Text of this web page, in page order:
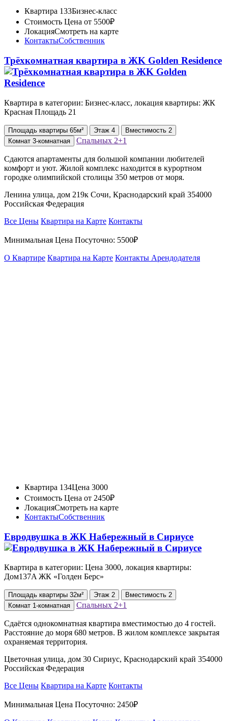
Квартира 133Бизнес-класс
Стоимость Цена от 5500₽
ЛокацияСмотреть на карте
КонтактыСобственник
Трёхкомнатная квартира в ЖK Golden Residence
Квартира в категории: Бизнес-класс, локация квартиры: ЖК
Красная Площадь 21
Площадь квартиры 65м² Этаж 4 Вместимость 2
Комнат 3-комнатная Спальных 2+1
Сдаются апартаменты для большой компании любителей
комфорт и уют. Жилой комплекс находится в курортном
городке олимпийской столицы 350 метров от моря.
Ленина улица, дом 219к Сочи, Краснодарский край 354000
Российская Федерация
Все Цены Квартира на Карте Контакты
Минимальная Цена Посуточно: 5500₽
О Квартире Квартира на Карте Контакты Арендодателя
Квартира 134Цена 3000
Стоимость Цена от 2450₽
ЛокацияСмотреть на карте
КонтактыСобственник
Евродвушка в ЖК Набережный в Сириусе
Квартира в категории: Цена 3000, локация квартиры:
Дом137A ЖК «Голден Берс»
Площадь квартиры 32м² Этаж 2 Вместимость 2
Комнат 1-комнатная Спальных 2+1
Сдаётся однокомнатная квартира вместимостью до 4 гостей.
Расстояние до моря 680 метров. В жилом комплексе закрытая
охраняемая территория.
Цветочная улица, дом 30 Сириус, Краснодарский край 354000
Российская Федерация
Все Цены Квартира на Карте Контакты
Минимальная Цена Посуточно: 2450₽